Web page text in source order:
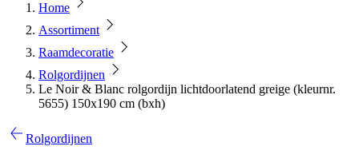
Home
Assortiment
Raamdecoratie
Rolgordijnen
Le Noir & Blanc rolgordijn lichtdoorlatend greige (kleurnr.
5655) 150x190 cm (bxh)
Rolgordijnen